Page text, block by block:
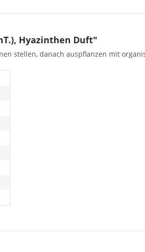
Hyazinthen Duft"
stellen, danach auspflanzen mit